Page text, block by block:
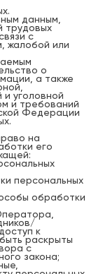
данным,
трудовых
с
жалобой или
о
а также
уголовной
и требований
Федерации
на
его
персональных
обработки
к
раскрыты
с
закона;